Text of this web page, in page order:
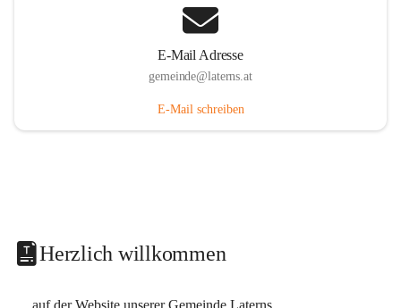
E-Mail Adresse
gemeinde@laterns.at
E-Mail schreiben
Herzlich willkommen
… auf der Website unserer Gemeinde Laterns.